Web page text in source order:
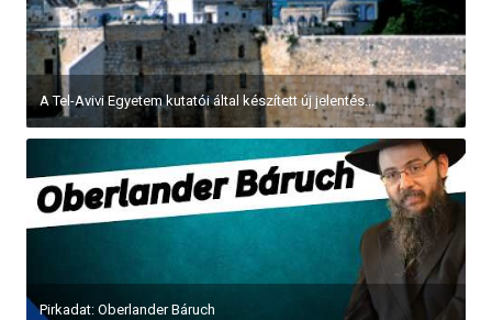
A Tel-Avivi Egyetem kutatói által készített új jelentés...
Pirkadat: Oberlander Báruch